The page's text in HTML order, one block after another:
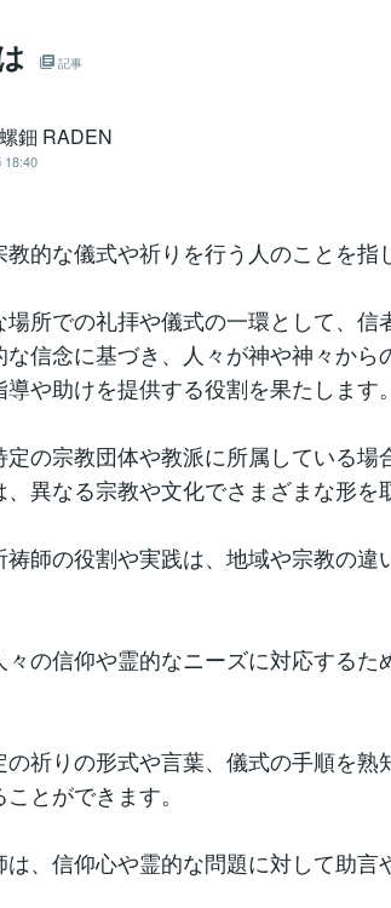
記事
鈿 RADEN
18:40
的な儀式や祈りを行う人のことを指
場所での礼拝や儀式の一環として、信
な信念に基づき、人々が神や神々から
や助けを提供する役割を果たします。
の宗教団体や教派に所属している場
異なる宗教や文化でさまざまな形を
祷師の役割や実践は、地域や宗教の違
の信仰や霊的なニーズに対応するた
の祈りの形式や言葉、儀式の手順を熟
とができます。
は、信仰心や霊的な問題に対して助言